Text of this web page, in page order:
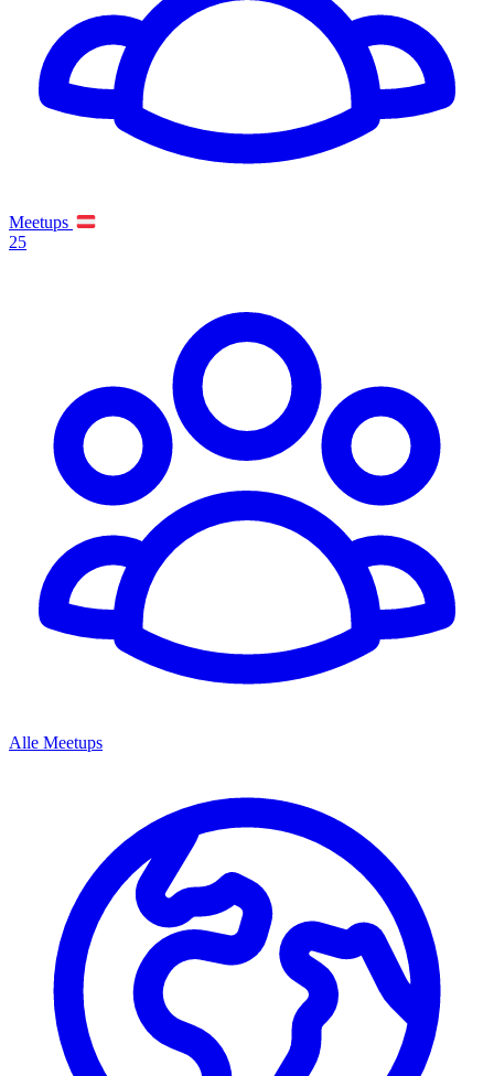
Meetups
25
Alle Meetups